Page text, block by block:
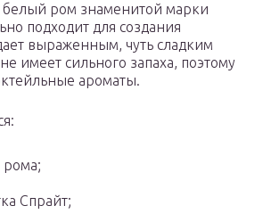
белый ром знаменитой марки
подходит для создания
выраженным, чуть сладким
имеет сильного запаха, поэтому
ароматы.
рома;
Спрайт;